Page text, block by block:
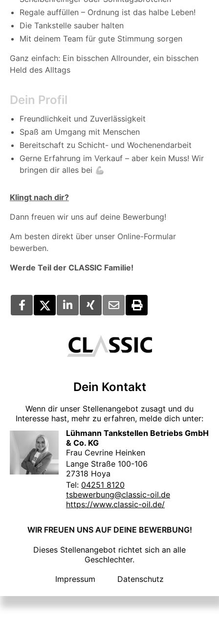
Regale auffüllen – Ordnung ist das halbe Leben!
Die Tankstelle sauber halten
Mit deinem Team für gute Stimmung sorgen
Ganz einfach: Ein bisschen Allrounder, ein bisschen
Held des Alltags
Dein Profil
Freundlichkeit und Zuverlässigkeit
Spaß am Umgang mit Menschen
Bereitschaft zu Schicht- und Wochenendarbeit
Gerne Erfahrung im Verkauf – aber kein Muss! Wir
bringen dir alles bei 💪
Klingt nach dir?
Dann freuen wir uns auf deine Bewerbung!
Am besten direkt über unser Online-Formular
bewerben.
Werde Teil der CLASSIC Familie!
Dein Kontakt
Wenn dir unser Stellenangebot zusagt und du
Interesse hast, mehr zu erfahren, melde dich unter:
Lühmann Tankstellen Betriebs GmbH
& Co. KG
Frau Cevrine Heinken
Lange Straße 100-106
27318 Hoya
Tel: 04251 8120
tsbewerbung@classic-oil.de
https://www.classic-oil.de/
WIR FREUEN UNS AUF DEINE BEWERBUNG!
Dieses Stellenangebot richtet sich an alle
Geschlechter.
Impressum
Datenschutz